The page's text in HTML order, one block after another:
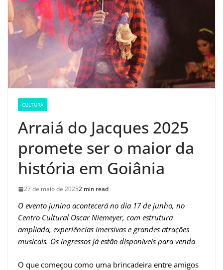
CULTURA
Arraiá do Jacques 2025
promete ser o maior da
história em Goiânia
27 de maio de 20252 min read
O evento junino acontecerá no dia 17 de junho, no
Centro Cultural Oscar Niemeyer, com estrutura
ampliada, experiências imersivas e grandes atrações
musicais. Os ingressos já estão disponíveis para venda
O que começou como uma brincadeira entre amigos